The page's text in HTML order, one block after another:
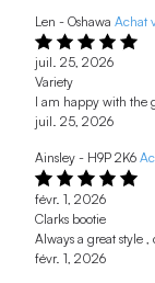
Len - Oshawa Achat
juil. 25, 2026
Variety
I am happy with the
juil. 25, 2026
Ainsley - H9P 2K6
févr. 1, 2026
Clarks bootie
Always a great style
févr. 1, 2026